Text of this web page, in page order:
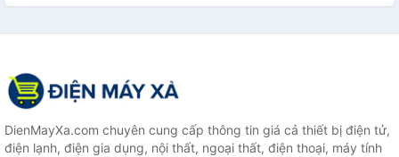
DienMayXa.com chuyên cung cấp thông tin giá cả thiết bị điện tử,
điện lạnh, điện gia dụng, nội thất, ngoại thất, điện thoại, máy tính